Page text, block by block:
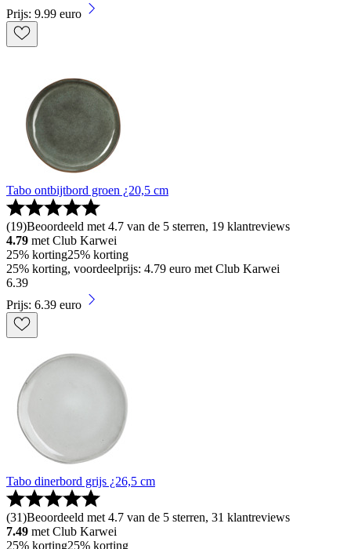
Prijs: 9.99 euro
Tabo ontbijtbord groen ¿20,5 cm
(19)Beoordeeld met 4.7 van de 5 sterren, 19 klantreviews
4.79 met Club Karwei
25% korting25% korting
25% korting, voordeelprijs: 4.79 euro met Club Karwei
6.39
Prijs: 6.39 euro
Tabo dinerbord grijs ¿26,5 cm
(31)Beoordeeld met 4.7 van de 5 sterren, 31 klantreviews
7.49 met Club Karwei
25% korting25% korting